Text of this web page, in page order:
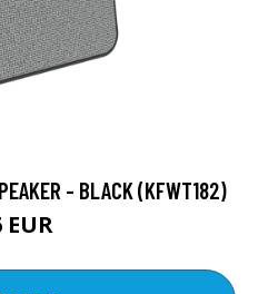
- BLACK (KFWT182)
EUR